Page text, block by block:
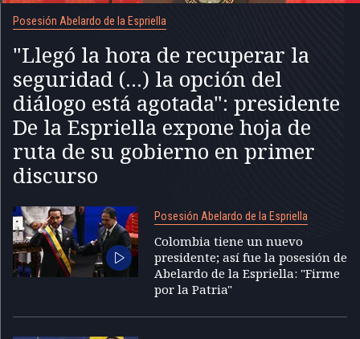
Posesión Abelardo de la Espriella
"Llegó la hora de recuperar la
seguridad (...) la opción del
diálogo está agotada": presidente
De la Espriella expone hoja de
ruta de su gobierno en primer
discurso
Posesión Abelardo de la Espriella
Colombia tiene un nuevo
presidente; así fue la posesión de
Abelardo de la Espriella: "Firme
por la Patria"